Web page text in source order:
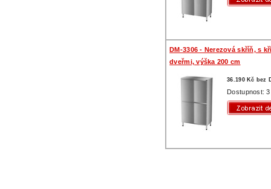
DM-3306 - Nerezová skříň, s
dveřmi, výška 200 cm
36.190 Kč bez
Dostupnost: